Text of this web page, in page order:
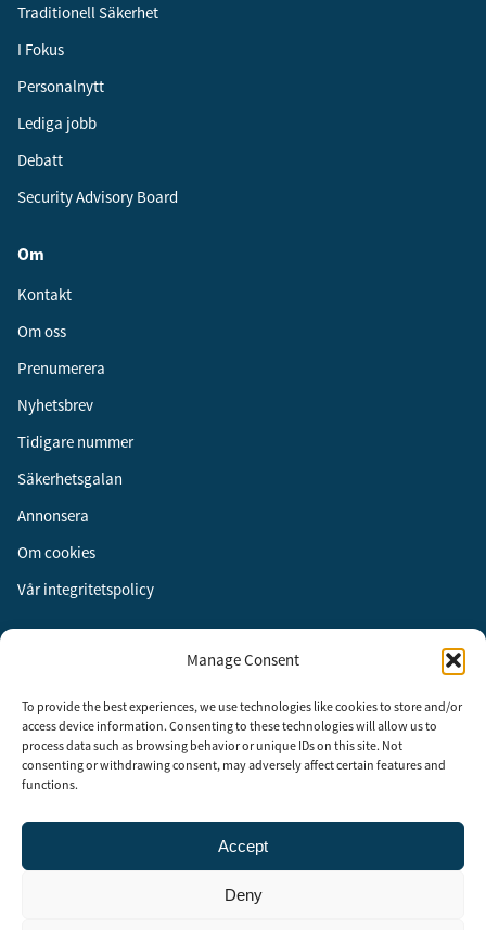
Manage Consent
To provide the best experiences, we use technologies like cookies to store and/or
access device information. Consenting to these technologies will allow us to
process data such as browsing behavior or unique IDs on this site. Not
consenting or withdrawing consent, may adversely affect certain features and
functions.
Accept
Deny
Traditionell Säkerhet
I Fokus
Personalnytt
Lediga jobb
Debatt
Security Advisory Board
Om
Kontakt
Om oss
Prenumerera
Nyhetsbrev
Tidigare nummer
Säkerhetsgalan
Annonsera
Om cookies
Vår integritetspolicy
Instagram
LinkedIn
Säkerhet år 2003 för att stimulera, utveckla och informera om